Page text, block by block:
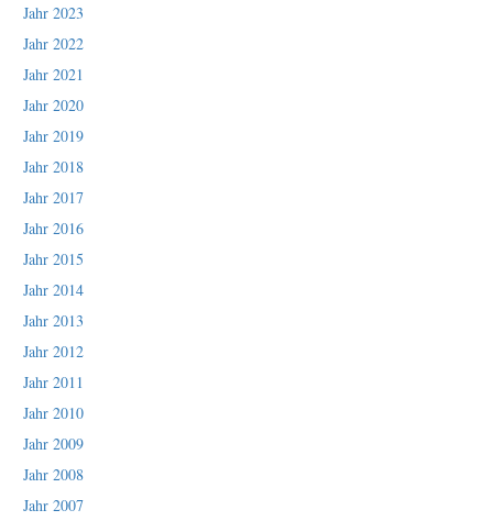
Jahr 2023
Jahr 2022
Jahr 2021
Jahr 2020
Jahr 2019
Jahr 2018
Jahr 2017
Jahr 2016
Jahr 2015
Jahr 2014
Jahr 2013
Jahr 2012
Jahr 2011
Jahr 2010
Jahr 2009
Jahr 2008
Jahr 2007